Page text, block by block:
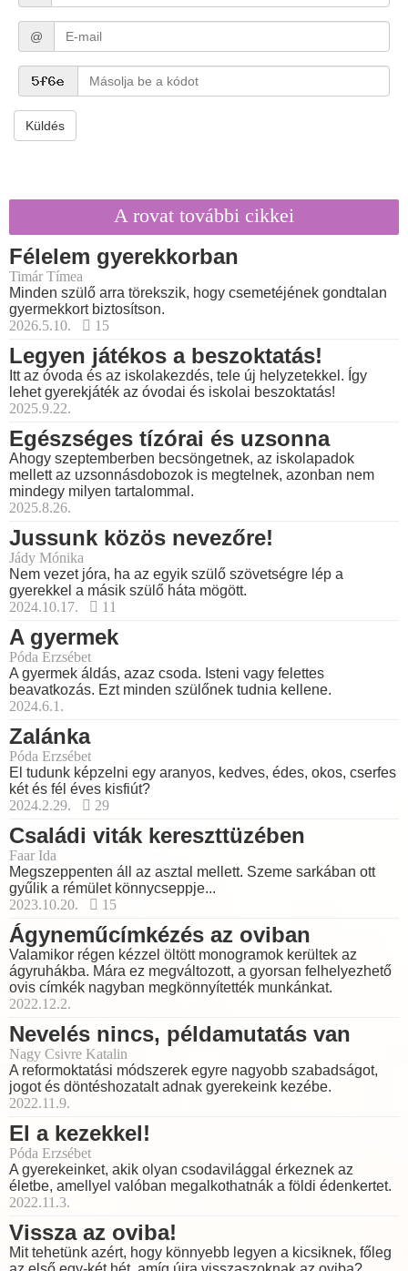
@
Küldés
A rovat további cikkei
Félelem gyerekkorban
Timár Tímea
Minden szülő arra törekszik, hogy csemetéjének gondtalan
gyermekkort biztosítson.
2026.5.10.
15
Legyen játékos a beszoktatás!
Itt az óvoda és az iskolakezdés, tele új helyzetekkel. Így
lehet gyerekjáték az óvodai és iskolai beszoktatás!
2025.9.22.
Egészséges tízórai és uzsonna
Ahogy szeptemberben becsöngetnek, az iskolapadok
mellett az uzsonnásdobozok is megtelnek, azonban nem
mindegy milyen tartalommal.
2025.8.26.
Jussunk közös nevezőre!
Jády Mónika
Nem vezet jóra, ha az egyik szülő szövetségre lép a
gyerekkel a másik szülő háta mögött.
2024.10.17.
11
A gyermek
Póda Erzsébet
A gyermek áldás, azaz csoda. Isteni vagy felettes
beavatkozás. Ezt minden szülőnek tudnia kellene.
2024.6.1.
Zalánka
Póda Erzsébet
El tudunk képzelni egy aranyos, kedves, édes, okos, cserfes
két és fél éves kisfiút?
2024.2.29.
29
Családi viták kereszttüzében
Faar Ida
Megszeppenten áll az asztal mellett. Szeme sarkában ott
gyűlik a rémület könnycseppje...
2023.10.20.
15
Ágyneműcímkézés az oviban
Valamikor régen kézzel öltött monogramok kerültek az
ágyruhákba. Mára ez megváltozott, a gyorsan felhelyezhető
ovis címkék nagyban megkönnyítették munkánkat.
2022.12.2.
Nevelés nincs, példamutatás van
Nagy Csivre Katalin
A reformoktatási módszerek egyre nagyobb szabadságot,
jogot és döntéshozatalt adnak gyerekeink kezébe.
2022.11.9.
El a kezekkel!
Póda Erzsébet
A gyerekeinket, akik olyan csodavilággal érkeznek az
életbe, amellyel valóban megalkothatnák a földi édenkertet.
2022.11.3.
Vissza az oviba!
Mit tehetünk azért, hogy könnyebb legyen a kicsiknek, főleg